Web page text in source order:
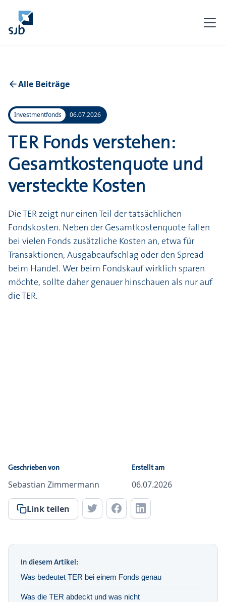
Alle Beiträge
Investmentfonds 06.07.2026
TER Fonds verstehen:
Gesamtkostenquote und
versteckte Kosten
Die TER zeigt nur einen Teil der tatsächlichen
Fondskosten. Neben der Gesamtkostenquote fallen
bei vielen Fonds zusätzliche Kosten an, etwa für
Transaktionen, Ausgabeaufschlag oder den Spread
beim Handel. Wer beim Fondskauf wirklich sparen
möchte, sollte daher genauer hinschauen als nur auf
die TER.
Geschrieben von
Sebastian Zimmermann
Erstellt am
06.07.2026
Link teilen
In diesem Artikel:
Was bedeutet TER bei einem Fonds genau
Was die TER abdeckt und was nicht